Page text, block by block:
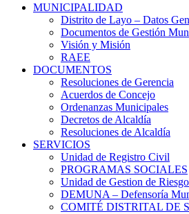
MUNICIPALIDAD
Distrito de Layo – Datos
Documentos de Gestión
Visión y Misión
RAEE
DOCUMENTOS
Resoluciones de Gerencia
Acuerdos de Concejo
Ordenanzas Municipales
Decretos de Alcaldía
Resoluciones de Alcaldía
SERVICIOS
Unidad de Registro Civil
PROGRAMAS SOCIALES
Unidad de Gestion de
DEMUNA – Defensoría
COMITÉ DISTRITAL DE